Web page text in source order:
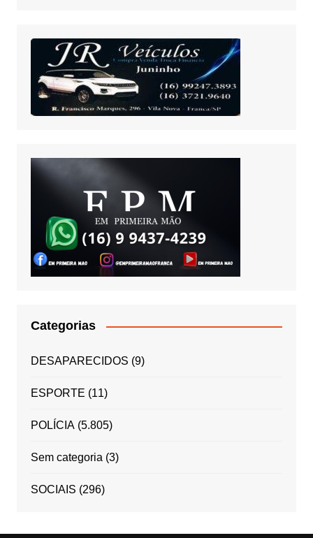
Categorias
DESAPARECIDOS (9)
ESPORTE (11)
POLÍCIA(5.805)
Sem categoria(3)
SOCIAIS (296)